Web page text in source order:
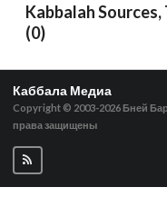
Kabbalah
(0)
Каббала Медиа
Copyright © 2003-2026 Бней
права защищены